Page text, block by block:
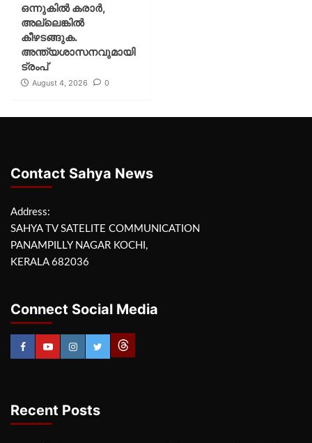
ഒന്നുകില്‍ കരാര്‍,
അല്ലെങ്കില്‍
കീഴടങ്ങുക.
അന്ത്യശാസനവുമായി
ട്രംപ്
August 4, 2026 0
Contact Sahya News
Address:
SAHYA TV SATELITE COMMUNICATION
PANAMPILLY NAGAR KOCHI,
KERALA 682036
Connect Social Media
Recent Posts